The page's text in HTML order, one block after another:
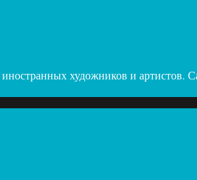
художников и